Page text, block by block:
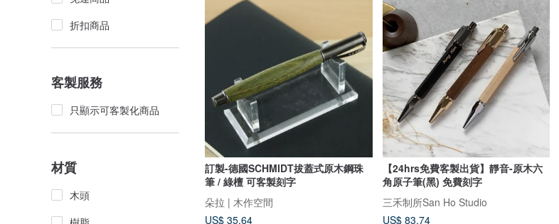
折扣商品
客製服務
只顯示可客製化商品
材質
木頭
訂製-德國SCHMIDT拔蓋式原木鋼珠
筆 / 綠檀 可客製刻字
朵拉 | 木作空間
US$ 35.64
【24hrs免費客製出貨】靜音-原木六
角原子筆(黑) 免費刻字
三禾制所San Ho Studio
US$ 83.74